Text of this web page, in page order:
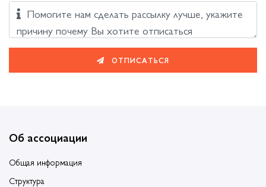
Помогите нам сделать рассылку лучше, укажите
причину почему Вы хотите отписаться
ОТПИСАТЬСЯ
Об ассоциации
Общая информация
Структура